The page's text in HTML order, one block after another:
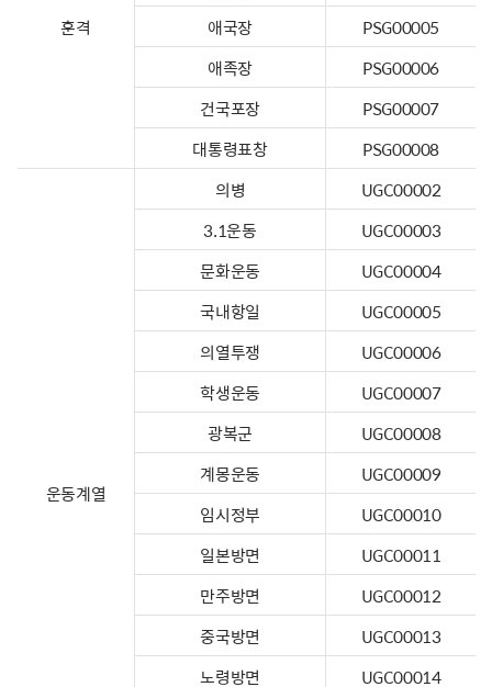
훈격
애국장
PSG00005
애족장
PSG00006
건국포장
PSG00007
대통령표창
PSG00008
운동계열
의병
UGC00002
3.1운동
UGC00003
문화운동
UGC00004
국내항일
UGC00005
의열투쟁
UGC00006
학생운동
UGC00007
광복군
UGC00008
계몽운동
UGC00009
임시정부
UGC00010
일본방면
UGC00011
만주방면
UGC00012
중국방면
UGC00013
노령방면
UGC00014